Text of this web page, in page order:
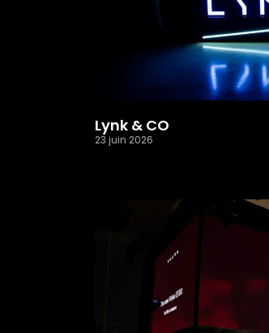
Lynk & CO
23 juin 2026